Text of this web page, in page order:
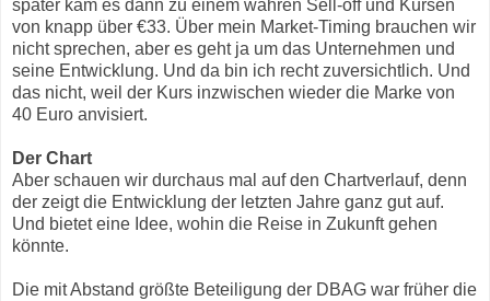
später kam es dann zu einem wahren Sell-off und Kursen
von knapp über €33. Über mein Market-Timing brauchen wir
nicht sprechen, aber es geht ja um das Unternehmen und
seine Entwicklung. Und da bin ich recht zuversichtlich. Und
das nicht, weil der Kurs inzwischen wieder die Marke von
40 Euro anvisiert.
Der Chart
Aber schauen wir durchaus mal auf den Chartverlauf, denn
der zeigt die Entwicklung der letzten Jahre ganz gut auf.
Und bietet eine Idee, wohin die Reise in Zukunft gehen
könnte.
Die mit Abstand größte Beteiligung der DBAG war früher die